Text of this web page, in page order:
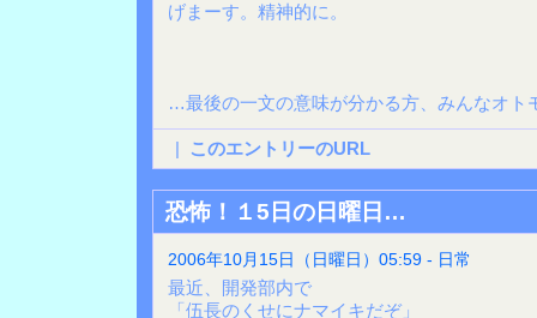
げまーす。精神的に。
…最後の一文の意味が分かる方、みんなオト
| このエントリーのURL
恐怖！１5日の日曜日…
2006年10月15日（日曜日）05:59 - 日常
最近、開発部内で
「伍長のくせにナマイキだぞ」